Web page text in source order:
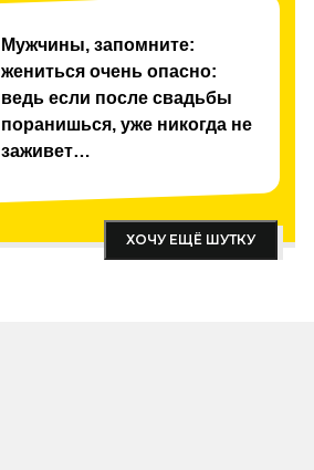
Мужчины, запомните:
жениться очень опасно:
ведь если после свадьбы
поранишься, уже никогда не
заживет…
ХОЧУ ЕЩЁ ШУТКУ